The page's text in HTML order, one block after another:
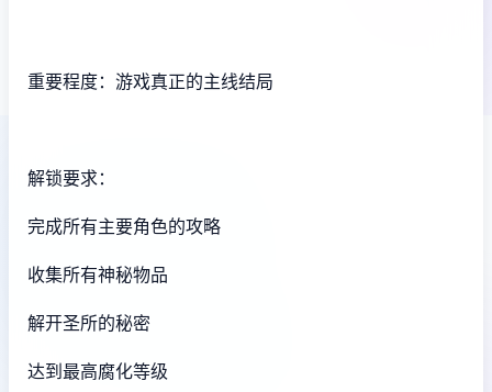
重要程度：游戏真正的主线结局
解锁要求：
完成所有主要角色的攻略
收集所有神秘物品
解开圣所的秘密
达到最高腐化等级